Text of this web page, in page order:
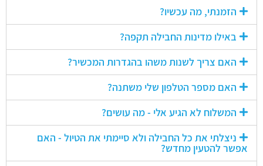
הזמנתי, מה עכשיו?
באילו מדינות החבילה תקפה?
האם צריך לשנות משהו בהגדרות המכשיר?
האם מספר הטלפון שלי משתנה?
המשלוח לא הגיע אלי - מה עושים?
ניצלתי את כל החבילה ולא סיימתי את הטיול - האם
אפשר להטעין מחדש?